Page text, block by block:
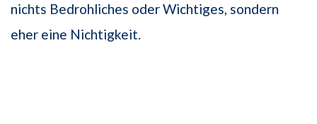
nichts Bedrohliches oder Wichtiges, sondern
eher eine Nichtigkeit.